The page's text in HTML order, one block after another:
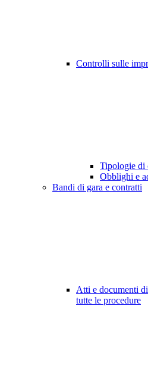
Controlli sulle
Tipologie di
Obblighi e
Bandi di gara e contratti
Atti e documenti
tutte le procedure